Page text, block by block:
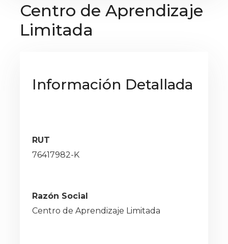
Centro de Aprendizaje
Limitada
Información Detallada
RUT
76417982-K
Razón Social
Centro de Aprendizaje Limitada